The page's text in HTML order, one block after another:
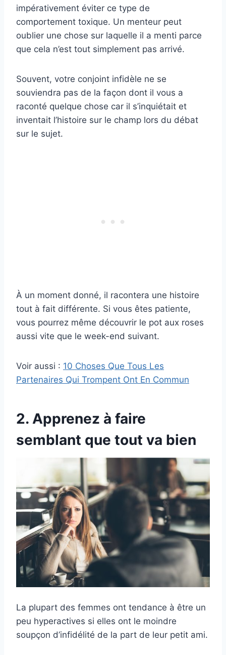
impérativement éviter ce type de
comportement toxique. Un menteur peut
oublier une chose sur laquelle il a menti parce
que cela n’est tout simplement pas arrivé.
Souvent, votre conjoint infidèle ne se
souviendra pas de la façon dont il vous a
raconté quelque chose car il s’inquiétait et
inventait l’histoire sur le champ lors du débat
sur le sujet.
À un moment donné, il racontera une histoire
tout à fait différente. Si vous êtes patiente,
vous pourrez même découvrir le pot aux roses
aussi vite que le week-end suivant.
Voir aussi : 10 Choses Que Tous Les
Partenaires Qui Trompent Ont En Commun
2. Apprenez à faire
semblant que tout va bien
La plupart des femmes ont tendance à être un
peu hyperactives si elles ont le moindre
soupçon d’infidélité de la part de leur petit ami.